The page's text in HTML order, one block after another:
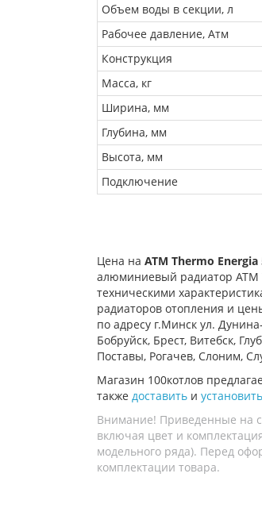
Объем воды в секции, л
Рабочее давление, Атм
Конструкция
Масса, кг
Ширина, мм
Глубина, мм
Высота, мм
Подключение
Цена на ATM Thermo Energia
алюминиевый радиатор АТМ
техническими
радиаторов отопления и
по адресу г.Минск ул.
Бобруйск, Брест, Витебск,
Поставы, Рогачев, Слоним,
Магазин 100котлов
также доставить и установить
Внимание! Приведенные на
включая цвет и
модельного ряда). Перед
комплектации товара.